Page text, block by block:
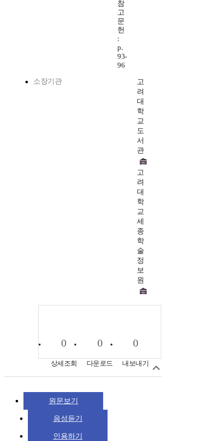
참
고
문
헌
:
p.
93-
96
소장기관
고
려
대
학
교
도
서
관
고
려
대
학
교
세
종
학
술
정
보
원
0
상세조회
0
다운로드
0
내보내기
원문보기
음성듣기
인용하기